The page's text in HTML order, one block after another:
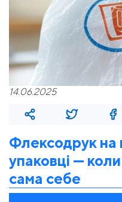
14.06.2025
Флексодрук на
упаковці —
сама себе